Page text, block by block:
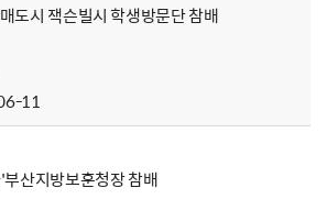
도시 잭슨빌시 학생방문단 참배
11
산지방보훈청장 참배